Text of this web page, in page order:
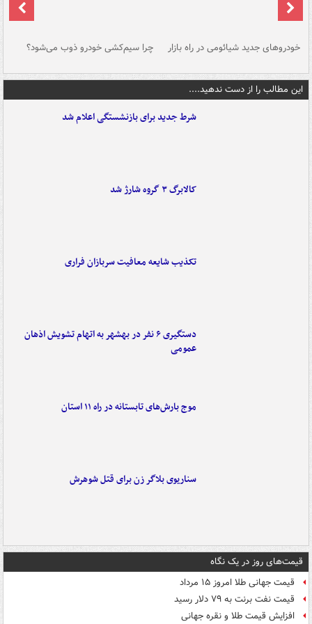
خودروهای جدید شیائومی در راه بازار چرا سیم‌کشی خودرو ذوب می‌شود؟
این مطالب را از دست ندهید....
شرط جدید برای بازنشستگی اعلام شد
کالابرگ ۳ گروه شارژ شد
تکذیب شایعه معافیت سربازان فراری
دستگیری ۶ نفر در بهشهر به اتهام تشویش اذهان
عمومی
موج بارش‌های تابستانه در راه ۱۱ استان
سناریوی بلاگر زن برای قتل شوهرش
قیمت‌های روز در یک نگاه
قیمت جهانی طلا امروز ۱۵ مرداد
قیمت نفت برنت به ۷۹ دلار رسید
افزایش قیمت طلا و نقره جهانی